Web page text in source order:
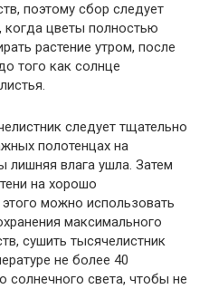
поэтому сбор следует
когда цветы полностью
растение утром, после
того как солнце
следует тщательно
полотенцах на
лишняя влага ушла. Затем
на хорошо
можно использовать
максимального
сушить тысячелистник
не более 40
солнечного света, чтобы не